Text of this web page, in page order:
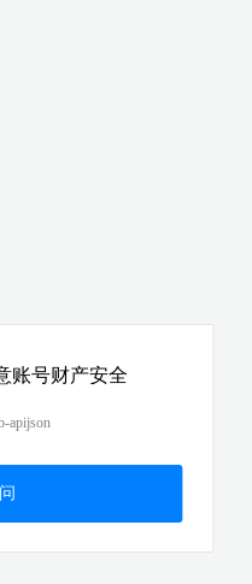
账号财产安全
apijson